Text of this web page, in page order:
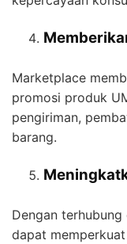
Marketplace
promosi produk
pengiriman,
barang.
Dengan
dapat